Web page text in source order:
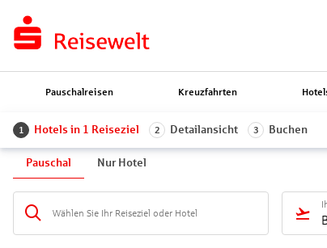
Pauschalreisen Kreuzfahrten
1 Hotels in 1 Reiseziel 2 Detailansicht 3 Buchen
Pauschal Nur Hotel
Wählen Sie Ihr Reiseziel oder Hotel